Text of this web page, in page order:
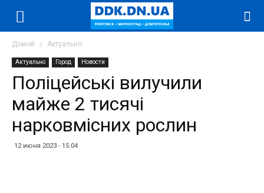
Домой Актуально
Актуально Город Новости
Поліцейські вилучили
майже 2 тисячі
нарковмісних рослин
12 июня 2023 - 15:04